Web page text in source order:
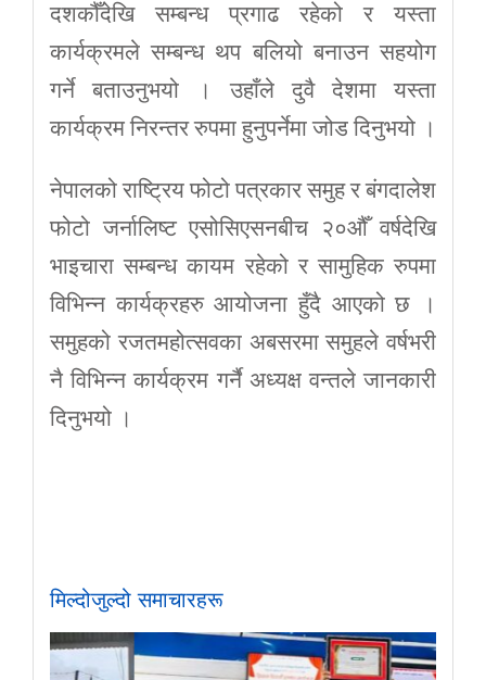
दशकौँदेखि सम्बन्ध प्रगाढ रहेको र यस्ता
कार्यक्रमले सम्बन्ध थप बलियो बनाउन सहयोग
गर्ने बताउनुभयो । उहाँले दुवै देशमा यस्ता
कार्यक्रम निरन्तर रुपमा हुनुपर्नेमा जोड दिनुभयो ।
नेपालको राष्ट्रिय फोटो पत्रकार समुह र बंगदालेश
फोटो जर्नालिष्ट एसोसिएसनबीच २०औँ वर्षदेखि
भाइचारा सम्बन्ध कायम रहेको र सामुहिक रुपमा
विभिन्न कार्यक्रहरु आयोजना हुँदै आएको छ ।
समुहको रजतमहोत्सवका अबसरमा समुहले वर्षभरी
नै विभिन्न कार्यक्रम गर्नै अध्यक्ष वन्तले जानकारी
दिनुभयो ।
मिल्दोजुल्दो समाचारहरू